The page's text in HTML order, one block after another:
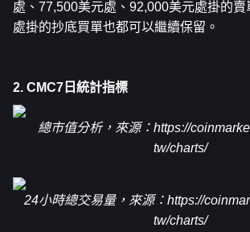
處、77,500美元處、92,000美元處掛的
處掛的抄底買單也都可以繼續保留。
2. CMC7日統計指標
總市值分析，來源： https://
tw/charts/
24小時總交易量，來源： https://
tw/charts/